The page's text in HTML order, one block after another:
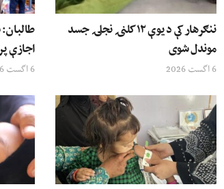
ننګرهار کې د یوې ۱۲ کلنۍ نجلۍ جسد
موندل شوی
6 اگست 2026
اجازې
6 اگست 2026